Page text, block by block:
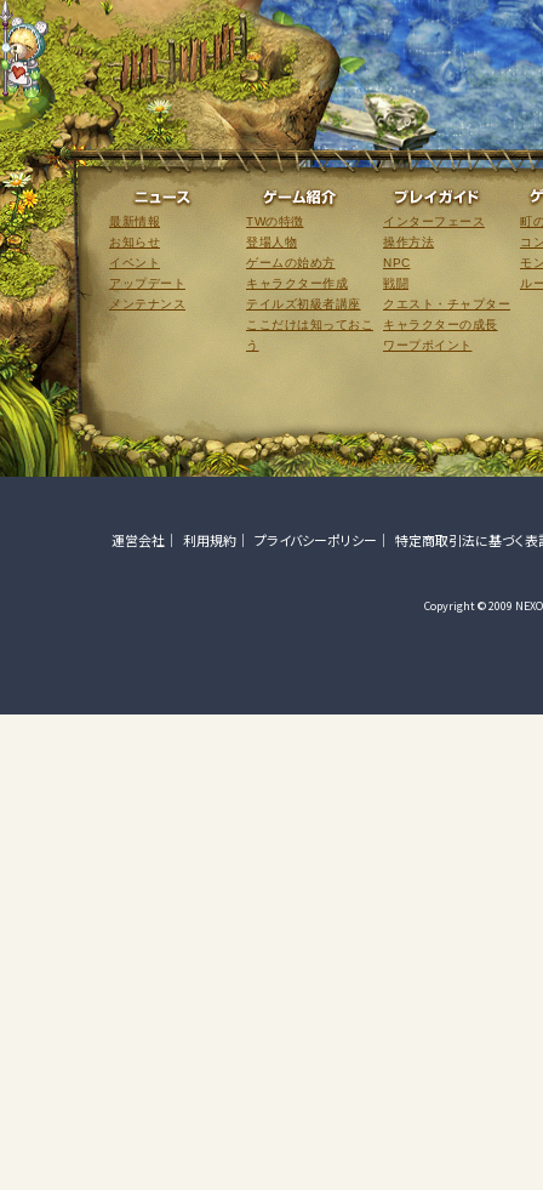
ニュース
最新情報
お知らせ
イベント
アップデート
メンテナンス
ゲーム紹介
TWの特徴
登場人物
ゲームの始め方
キャラクター作成
テイルズ初級者講座
ここだけは知っておこ
う
インターフェース
操作方法
NPC
戦闘
クエスト・チャプター
キャラクターの成長
ワープポイント
町
コ
モ
ル
運営会社 利用規約 プライバシーポリシー 特定商取引法に基づく表
Copyright © 2009